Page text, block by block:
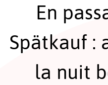
En
Spätkauf :
la nuit